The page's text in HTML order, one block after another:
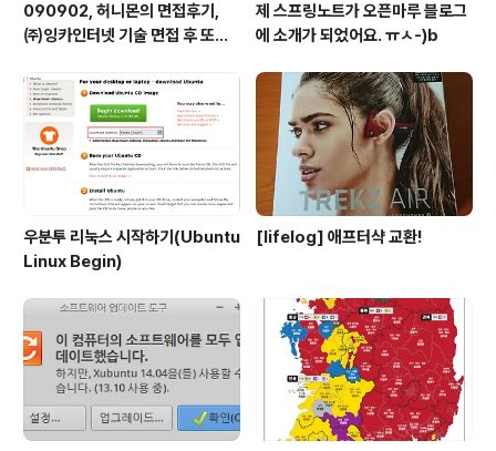
090902, 허니몬의 면접후기,
㈜잉카인터넷 기술 면접 후 또한
업!!
제 스프링노트가 오픈마루 블로그
에 소개가 되었어요. ㅠㅅ-)b
우분투 리눅스 시작하기(Ubuntu
Linux Begin)
[lifelog] 애프터샥 교환!